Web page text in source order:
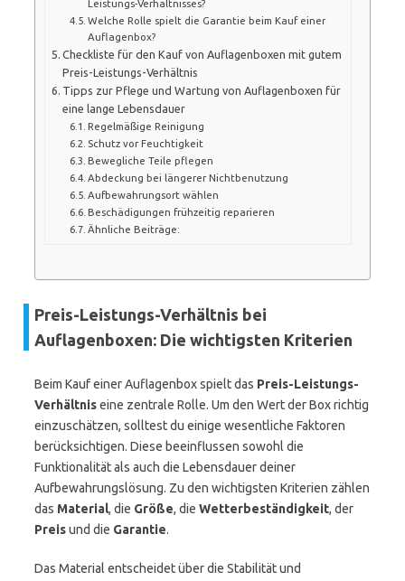
Leistungs-Verhältnisses?
Welche Rolle spielt die Garantie beim Kauf einer
Auflagenbox?
Checkliste für den Kauf von Auflagenboxen mit gutem
Preis-Leistungs-Verhältnis
Tipps zur Pflege und Wartung von Auflagenboxen für
eine lange Lebensdauer
Regelmäßige Reinigung
Schutz vor Feuchtigkeit
Bewegliche Teile pflegen
Abdeckung bei längerer Nichtbenutzung
Aufbewahrungsort wählen
Beschädigungen frühzeitig reparieren
Ähnliche Beiträge:
Preis-Leistungs-Verhältnis bei
Auflagenboxen: Die wichtigsten Kriterien
Beim Kauf einer Auflagenbox spielt das Preis-Leistungs-
Verhältniseine zentrale Rolle. Um den Wert der Box richtig
einzuschätzen, solltest du einige wesentliche Faktoren
berücksichtigen. Diese beeinflussen sowohl die
Funktionalität als auch die Lebensdauer deiner
Aufbewahrungslösung. Zu den wichtigsten Kriterien zählen
das Material, die Größe, die Wetterbeständigkeit, der
Preisund die Garantie.
Das Material entscheidet über die Stabilität und